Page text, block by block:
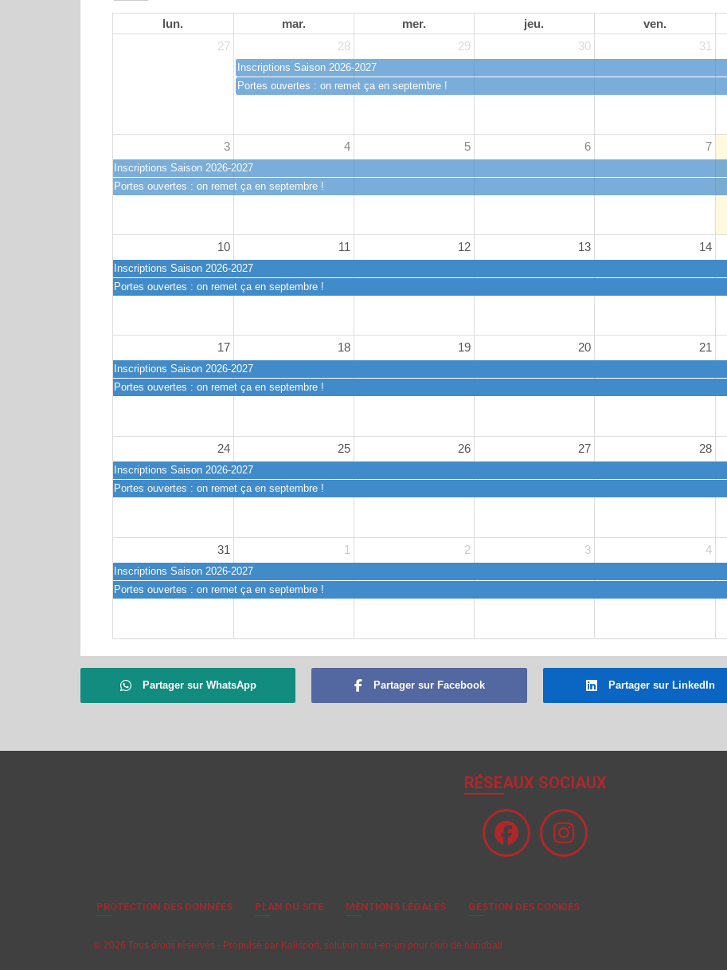
lun. mar. mer. jeu. ven.
27
28
Inscriptions Saison 2026-2027
Portes ouvertes : on remet ça en septembre !
29 30 31
3
Inscriptions Saison 2026-2027
Portes ouvertes : on remet ça en septembre !
4 5 6 7
10
Inscriptions Saison 2026-2027
Portes ouvertes : on remet ça en septembre !
11 12 13 14
17
Inscriptions Saison 2026-2027
Portes ouvertes : on remet ça en septembre !
18 19 20 21
24
Inscriptions Saison 2026-2027
Portes ouvertes : on remet ça en septembre !
25 26 27 28
31
Inscriptions Saison 2026-2027
Portes ouvertes : on remet ça en septembre !
1 2 3 4
Partager sur WhatsApp Partager sur Facebook Partager sur LinkedIn
RÉSEAUX SOCIAUX
PROTECTION DES DONNÉES PLAN DU SITE MENTIONS LÉGALES GESTION DES COOKIES
© 2026 Tous droits réservés - Propulsé par Kalisport, solution tout-en-un pour club de handball